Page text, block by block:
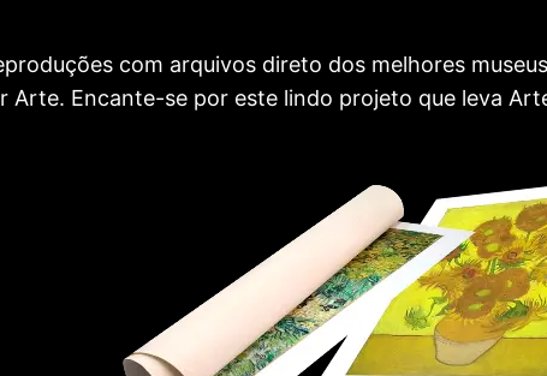
com arquivos direto dos melhores
Arte. Encante-se por este lindo projeto que leva